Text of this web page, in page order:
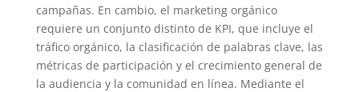
campañas. En cambio, el marketing orgánico
requiere un conjunto distinto de KPI, que incluye el
tráfico orgánico, la clasificación de palabras clave, las
métricas de participación y el crecimiento general de
la audiencia y la comunidad en línea. Mediante el